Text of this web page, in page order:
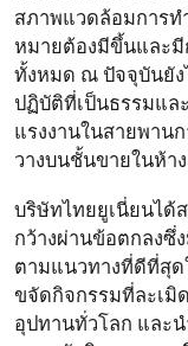
สภาพแวดล้อมการทํ
หมายต้องมีขึ้นและมี
ทั้งหมด ณ ปัจจุบันยัง
ปฏิบัติที่เป็นธรรมแล
แรงงานในสายพา
วางบนชั้นขายในห้า
บริษัทไทยยูเนี่ยนได้
กว้างผ่านข้อตกลงซึ่
ตามแนวทางที่ดีที่สุด
ขจัดกิจกรรมที่ละเมิ
อุปทานทั่วโลก และ